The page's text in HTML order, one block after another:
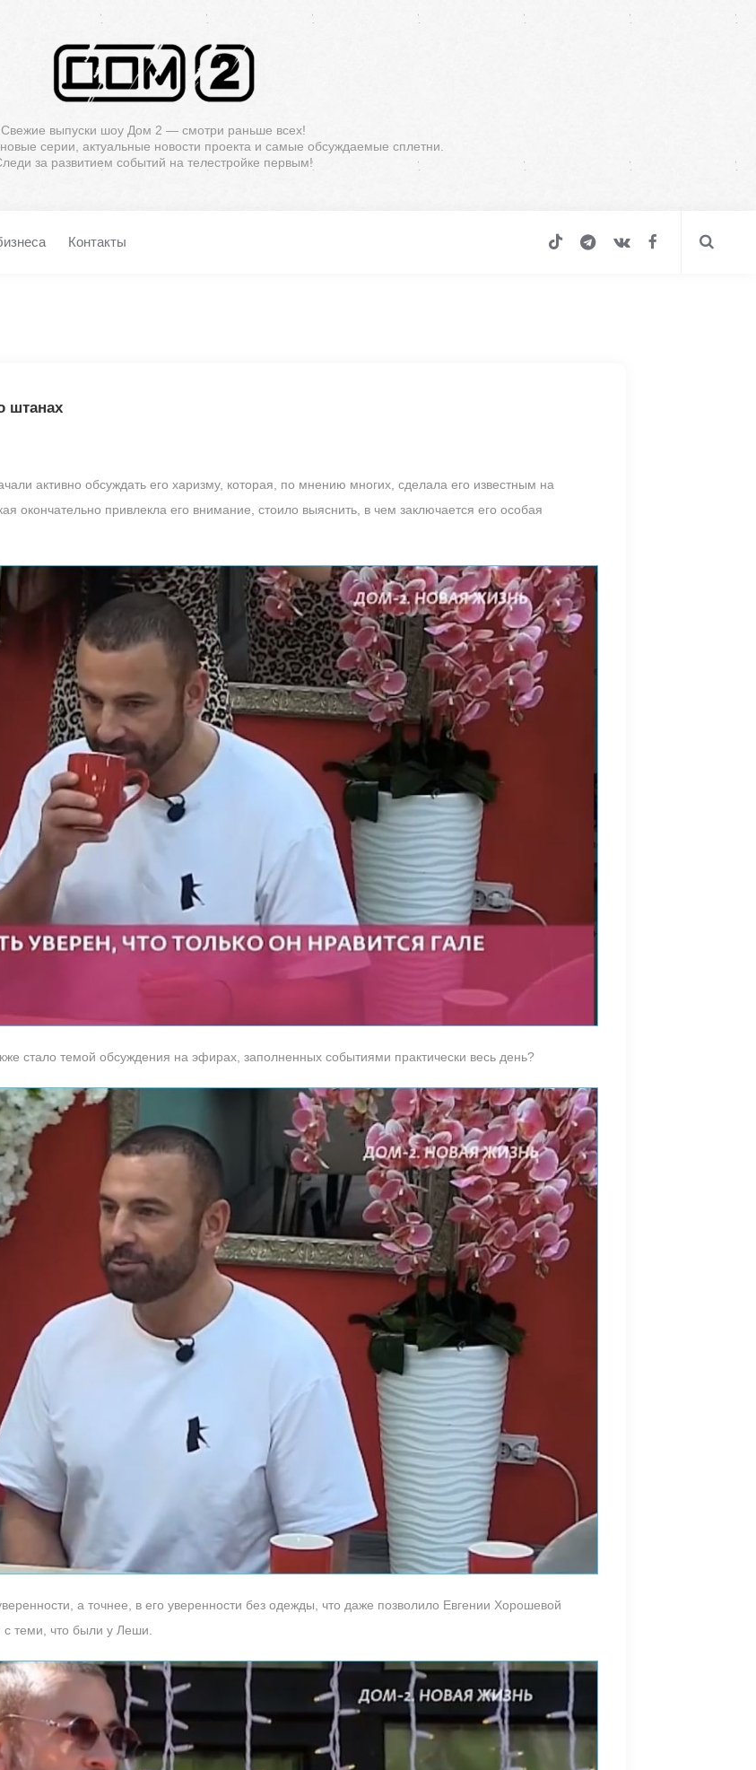
Свежие выпуски шоу Дом 2 — смотри раньше всех!
серии, актуальные новости проекта и самые обсуждаемые сплетни.
за развитием событий на телестройке первым!
Контакты
штанах
активно обсуждать его харизму, которая, по мнению многих, сделала его известным на
окончательно привлекла его внимание, стоило выяснить, в чем заключается его особая
стало темой обсуждения на эфирах, заполненных событиями практически весь день?
а точнее, в его уверенности без одежды, что даже позволило Евгении Хорошевой
с теми, что были у Леши.